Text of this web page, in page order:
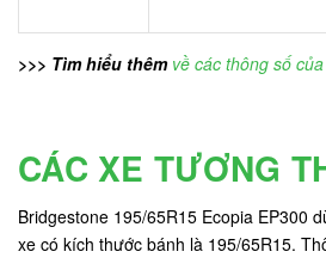
>>> Tìm hiểu thêm về các thông số
CÁC XE TƯƠNG
Bridgestone 195/65R15 Ecopia EP300
xe có kích thước bánh là 195/65R15.